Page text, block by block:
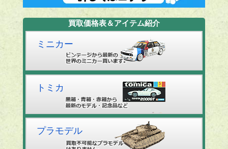
買取価格表＆アイテム紹介
ミニカー
トミカ
プラモデル